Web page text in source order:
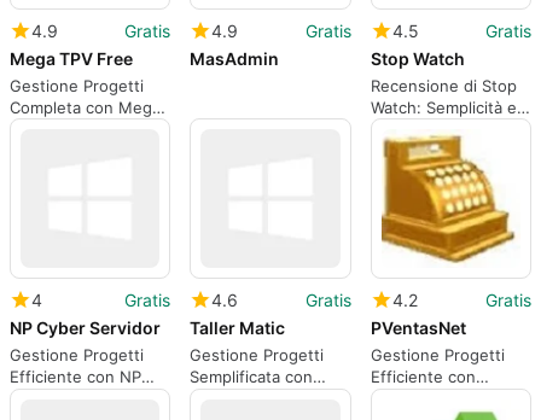
4.9
Gratis
Mega TPV Free
Gestione Progetti
Completa con Mega
TPV Gratuito
4.9
Gratis
MasAdmin
4.5
Gratis
Stop Watch
Recensione di Stop
Watch: Semplicità e
funzionalità limitata
4
Gratis
NP Cyber Servidor
Gestione Progetti
Efficiente con NP
Cyber Servidor
4.6
Gratis
Taller Matic
Gestione Progetti
Semplificata con
Taller Matic
4.2
Gratis
PVentasNet
Gestione Progetti
Efficiente con
PVentasNet